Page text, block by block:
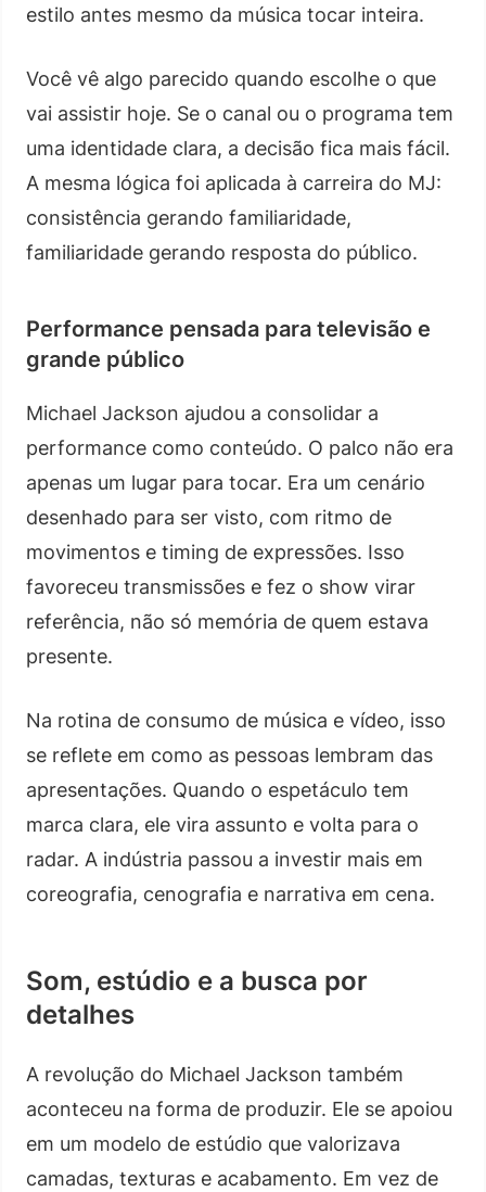
estilo antes mesmo da música tocar inteira.
Você vê algo parecido quando escolhe o que
vai assistir hoje. Se o canal ou o programa tem
uma identidade clara, a decisão fica mais fácil.
A mesma lógica foi aplicada à carreira do MJ:
consistência gerando familiaridade,
familiaridade gerando resposta do público.
Performance pensada para televisão e
grande público
Michael Jackson ajudou a consolidar a
performance como conteúdo. O palco não era
apenas um lugar para tocar. Era um cenário
desenhado para ser visto, com ritmo de
movimentos e timing de expressões. Isso
favoreceu transmissões e fez o show virar
referência, não só memória de quem estava
presente.
Na rotina de consumo de música e vídeo, isso
se reflete em como as pessoas lembram das
apresentações. Quando o espetáculo tem
marca clara, ele vira assunto e volta para o
radar. A indústria passou a investir mais em
coreografia, cenografia e narrativa em cena.
Som, estúdio e a busca por
detalhes
A revolução do Michael Jackson também
aconteceu na forma de produzir. Ele se apoiou
em um modelo de estúdio que valorizava
camadas, texturas e acabamento. Em vez de